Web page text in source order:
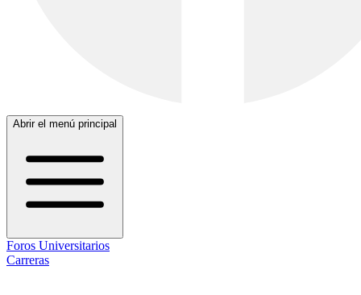
Abrir el menú principal
Foros Universitarios
Carreras